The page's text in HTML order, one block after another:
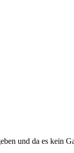
und da es